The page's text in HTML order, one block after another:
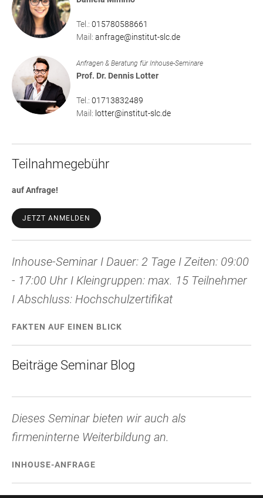
Tel.: 015780588661
Mail: anfrage@institut-slc.de
Anfragen & Beratung für Inhouse-Seminare
Prof. Dr. Dennis Lotter
Tel.: 01713832489
Mail: lotter@institut-slc.de
Teilnahmegebühr
auf Anfrage!
JETZT ANMELDEN
Inhouse-Seminar I Dauer: 2 Tage I Zeiten: 09:00
- 17:00 Uhr I Kleingruppen: max. 15 Teilnehmer
I Abschluss: Hochschulzertifikat
FAKTEN AUF EINEN BLICK
Beiträge Seminar Blog
Dieses Seminar bieten wir auch als
firmeninterne Weiterbildung an.
INHOUSE-ANFRAGE